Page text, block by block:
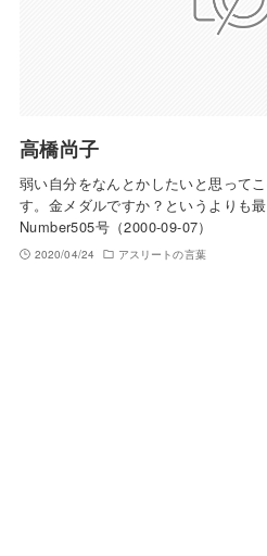
高橋尚子
弱い自分をなんとかしたいと思って
す。金メダルですか？というよりも最
Number505号（2000-09-07）
2020/04/24 アスリートの言葉